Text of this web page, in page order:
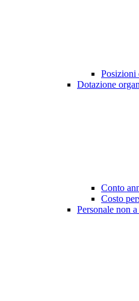
Posizioni
Dotazione
Conto
Costo
Personale non